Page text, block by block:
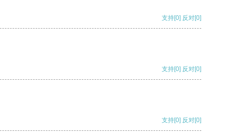
支持[0] 反对[0]
支持[0] 反对[0]
支持[0] 反对[0]